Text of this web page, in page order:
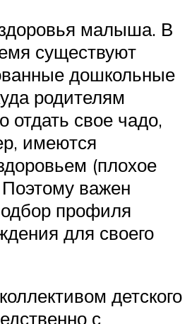
малыша. В
существуют
дошкольные
родителям
отдать свое чадо,
имеются
(плохое
важен
профиля
для своего
детского
с